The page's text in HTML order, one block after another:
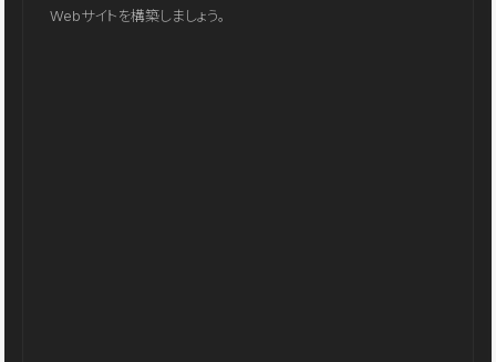
Webサイトを構築しましょう。